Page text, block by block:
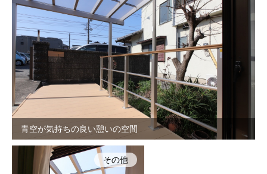
青空が気持ちの良い憩いの空間
その他